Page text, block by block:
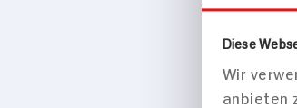
Diese
Wir
anbieten